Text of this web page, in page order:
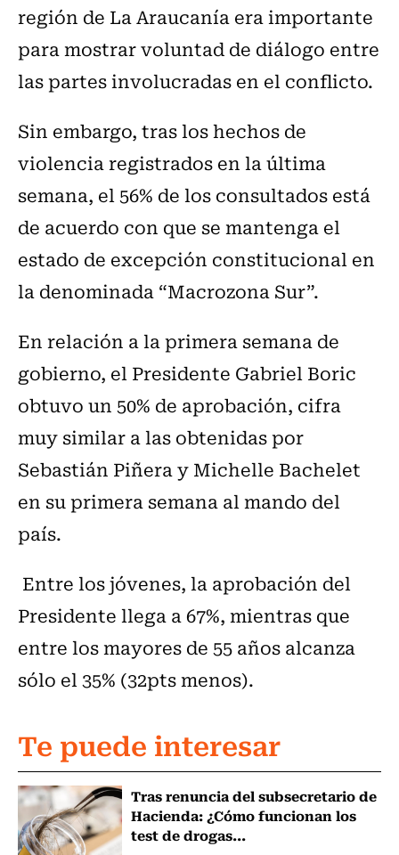
región de La Araucanía era importante
para mostrar voluntad de diálogo entre
las partes involucradas en el conflicto.
Sin embargo, tras los hechos de
violencia registrados en la última
semana, el 56% de los consultados está
de acuerdo con que se mantenga el
estado de excepción constitucional en
la denominada “Macrozona Sur”.
En relación a la primera semana de
gobierno, el Presidente Gabriel Boric
obtuvo un 50% de aprobación, cifra
muy similar a las obtenidas por
Sebastián Piñera y Michelle Bachelet
en su primera semana al mando del
país.
Entre los jóvenes, la aprobación del
Presidente llega a 67%, mientras que
entre los mayores de 55 años alcanza
sólo el 35% (32pts menos).
Te puede interesar
Tras renuncia del subsecretario de
Hacienda: ¿Cómo funcionan los
test de drogas...